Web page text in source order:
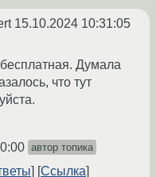
15.10.2024 10:31:05
Думала
что тут
автор топика
Ссылка